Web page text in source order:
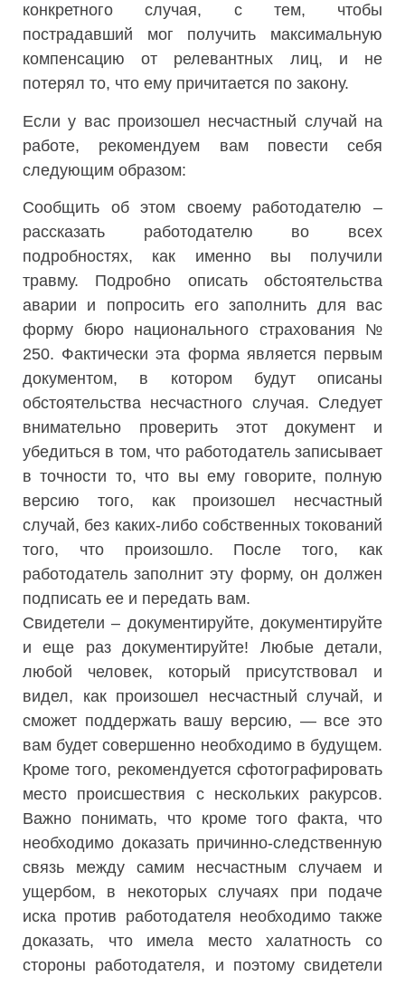
конкретного случая, с тем, чтобы
пострадавший мог получить максимальную
компенсацию от релевантных лиц, и не
потерял то, что ему причитается по закону.
Если у вас произошел несчастный случай на
работе, рекомендуем вам повести себя
следующим образом:
Сообщить об этом своему работодателю –
рассказать работодателю во всех
подробностях, как именно вы получили
травму. Подробно описать обстоятельства
аварии и попросить его заполнить для вас
форму бюро национального страхования №
250. Фактически эта форма является первым
документом, в котором будут описаны
обстоятельства несчастного случая. Следует
внимательно проверить этот документ и
убедиться в том, что работодатель записывает
в точности то, что вы ему говорите, полную
версию того, как произошел несчастный
случай, без каких-либо собственных токований
того, что произошло. После того, как
работодатель заполнит эту форму, он должен
подписать ее и передать вам.
Свидетели – документируйте, документируйте
и еще раз документируйте! Любые детали,
любой человек, который присутствовал и
видел, как произошел несчастный случай, и
сможет поддержать вашу версию, — все это
вам будет совершенно необходимо в будущем.
Кроме того, рекомендуется сфотографировать
место происшествия с нескольких ракурсов.
Важно понимать, что кроме того факта, что
необходимо доказать причинно-следственную
связь между самим несчастным случаем и
ущербом, в некоторых случаях при подаче
иска против работодателя необходимо также
доказать, что имела место халатность со
стороны работодателя, и поэтому свидетели